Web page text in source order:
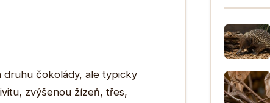
druhu čokolády, ale typicky
zvýšenou žízeň, třes,